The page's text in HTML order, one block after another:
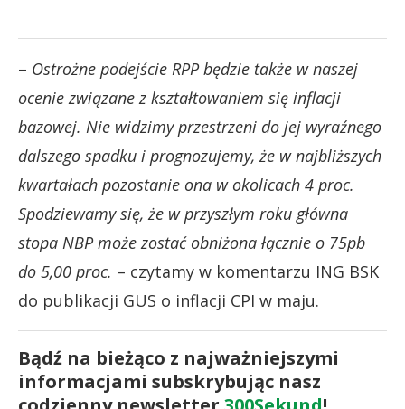
– Ostrożne podejście RPP będzie także w naszej
ocenie związane z kształtowaniem się inflacji
bazowej. Nie widzimy przestrzeni do jej wyraźnego
dalszego spadku i prognozujemy, że w najbliższych
kwartałach pozostanie ona w okolicach 4 proc.
Spodziewamy się, że w przyszłym roku główna
stopa NBP może zostać obniżona łącznie o 75pb
do 5,00 proc. – czytamy w komentarzu ING BSK
do publikacji GUS o inflacji CPI w maju.
Bądź na bieżąco z najważniejszymi
informacjami subskrybując nasz